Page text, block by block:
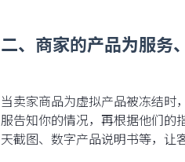
二、商家的产品为服务
当卖家商品为虚拟产品被冻结时
服告知你的情况，再根据他们的
天截图、数字产品说明书等，让